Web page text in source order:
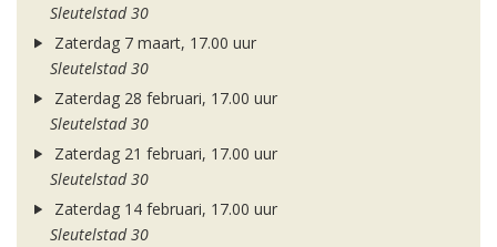
Sleutelstad 30
Zaterdag 7 maart, 17.00 uur
Sleutelstad 30
Zaterdag 28 februari, 17.00 uur
Sleutelstad 30
Zaterdag 21 februari, 17.00 uur
Sleutelstad 30
Zaterdag 14 februari, 17.00 uur
Sleutelstad 30